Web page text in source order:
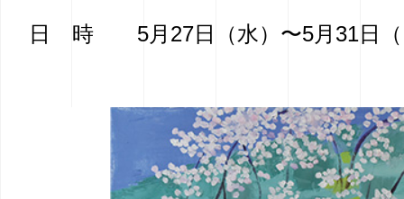
日 時 5月27日（水）〜5月31日